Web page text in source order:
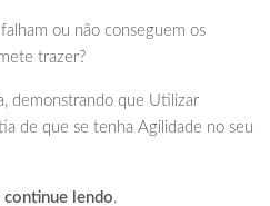
ou não conseguem os
trazer?
demonstrando que Utilizar
de que se tenha Agilidade no seu
continue lendo.